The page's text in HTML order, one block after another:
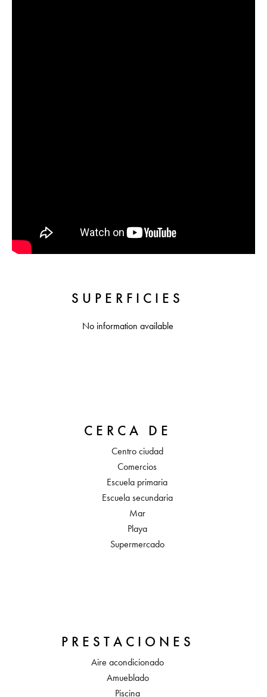
SUPERFICIES
No information available
CERCA DE
Centro ciudad
Comercios
Escuela primaria
Escuela secundaria
Mar
Playa
Supermercado
PRESTACIONES
Aire acondicionado
Amueblado
Piscina